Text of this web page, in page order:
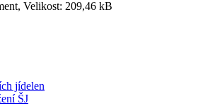
Velikost: 209,46 kB
jídelen
ŠJ